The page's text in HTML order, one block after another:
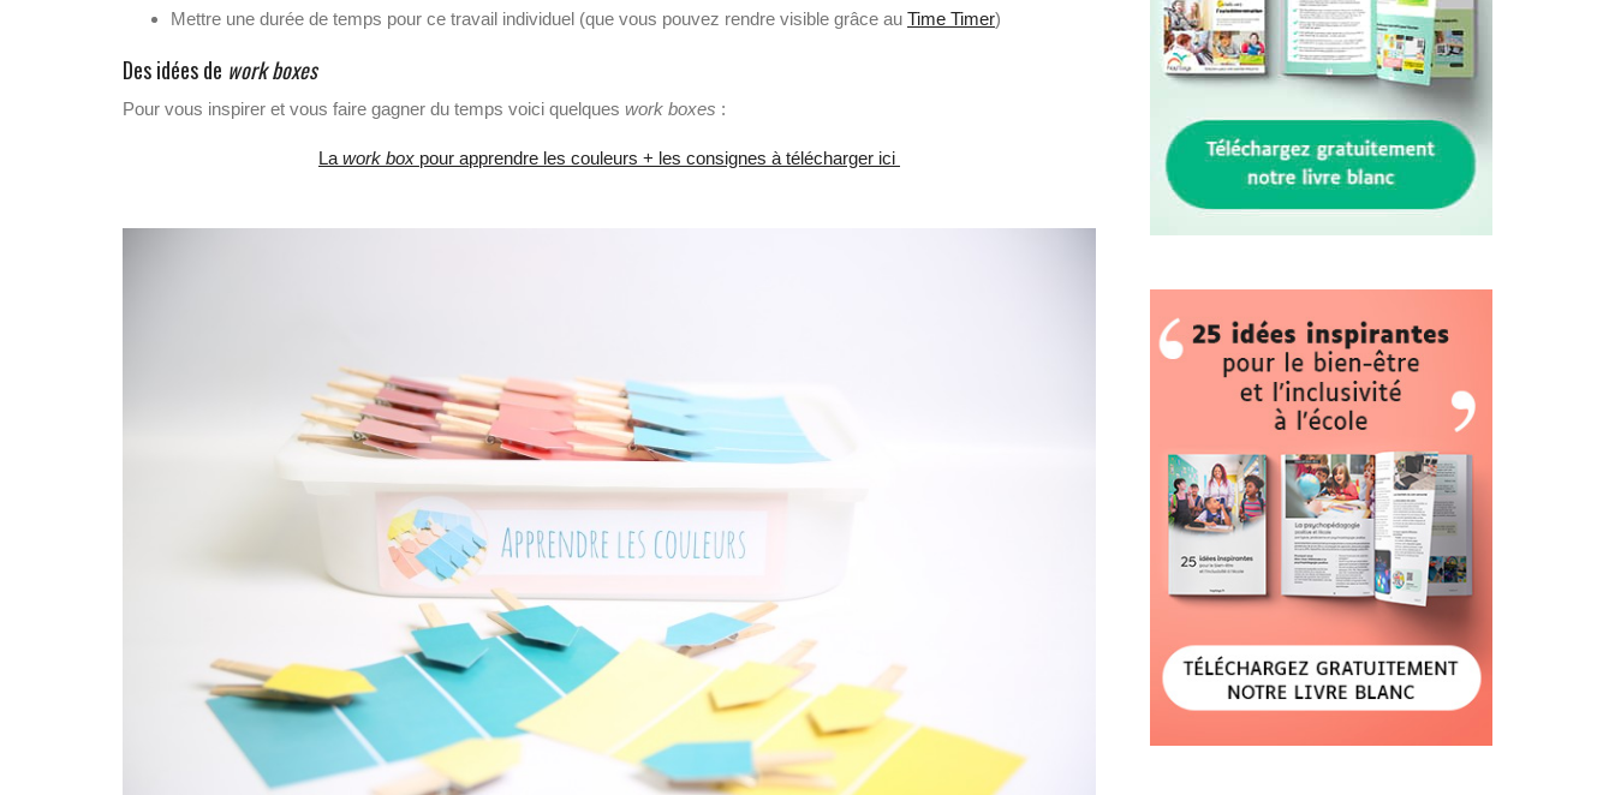
Mettre une durée de temps pour ce travail individuel (que vous pouvez rendre visible grâce au Time Timer)
Des idées de work boxes
Pour vous inspirer et vous faire gagner du temps voici quelques work boxes :
La work box pour apprendre les couleurs + les consignes à télécharger ici